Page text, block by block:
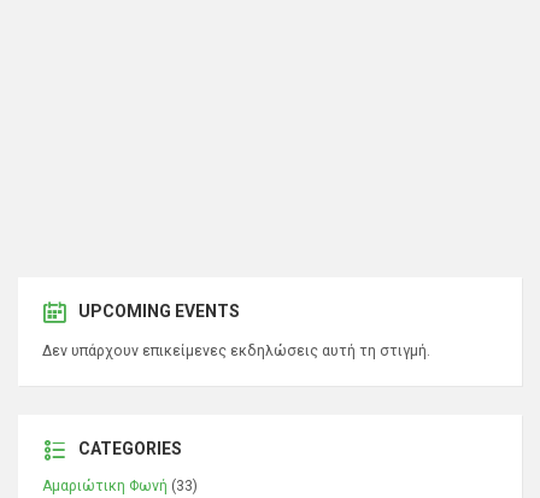
UPCOMING EVENTS
Δεν υπάρχουν επικείμενες εκδηλώσεις αυτή τη στιγμή.
CATEGORIES
Αμαριώτικη Φωνή (33)